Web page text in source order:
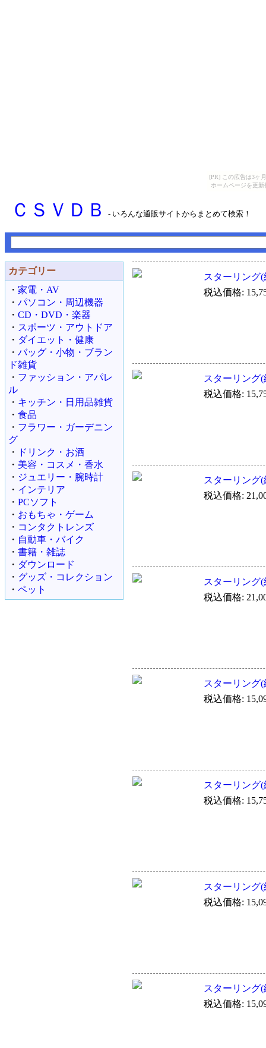
[PR] この広告は3ヶ
ホームページを更
ＣＳＶＤＢ - いろんな通販サイトからまとめて検索！
カテゴリー
・ 家電・AV
・ パソコン・周辺機器
・ CD・DVD・楽器
・ スポーツ・アウトドア
・ ダイエット・健康
・ バッグ・小物・ブラン
ド雑貨
・ ファッション・アパレ
ル
・ キッチン・日用品雑貨
・ 食品
・ フラワー・ガーデニン
グ
・
ドリンク・お酒
・ 美容・コスメ・香水
・ ジュエリー・腕時計
・ インテリア
・ PCソフト
・ おもちゃ・ゲーム
・ コンタクトレンズ
・ 自動車・バイク
・ 書籍・雑誌
・ ダウンロード
・ グッズ・コレクション
・ ペット
スターリング(
税込価格:
スターリング(
税込価格:
スターリング
税込価格:
スターリング
税込価格:
スターリング(
税込価格:
スターリング
税込価格:
スターリング
税込価格:
スターリング
税込価格: